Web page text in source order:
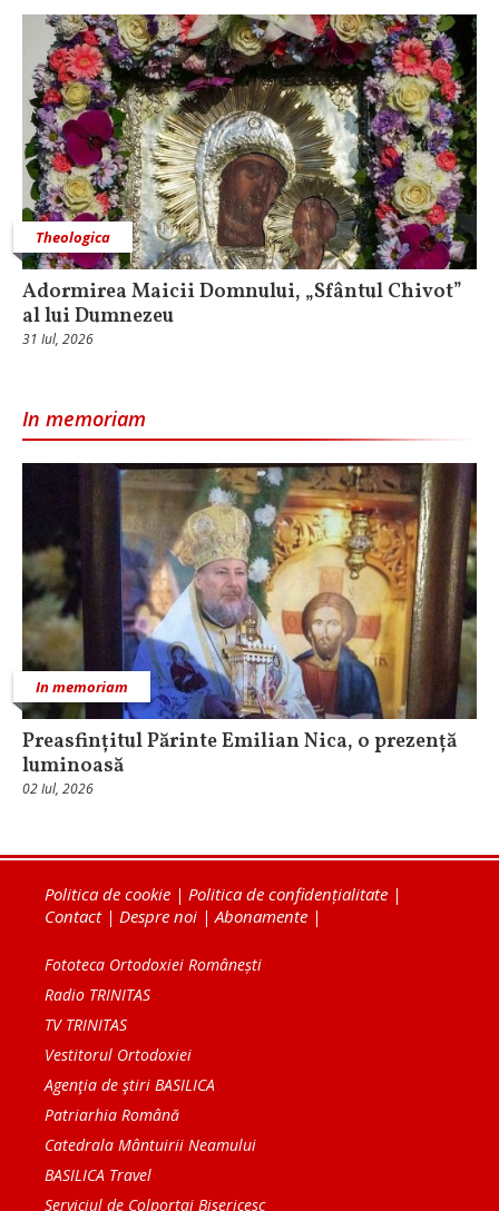
Theologica
Adormirea Maicii Domnului, „Sfântul Chivot”
al lui Dumnezeu
31 Iul, 2026
In memoriam
In memoriam
Preasfințitul Părinte Emilian Nica, o prezență
luminoasă
02 Iul, 2026
Politica de cookie | Politica de confidențialitate |
Contact| Despre noi | Abonamente |
Fototeca Ortodoxiei Românești
Radio TRINITAS
TV TRINITAS
Vestitorul Ortodoxiei
Agenţia de ştiri BASILICA
Patriarhia Română
Catedrala Mântuirii Neamului
BASILICA Travel
Serviciul de Colportaj Bisericesc